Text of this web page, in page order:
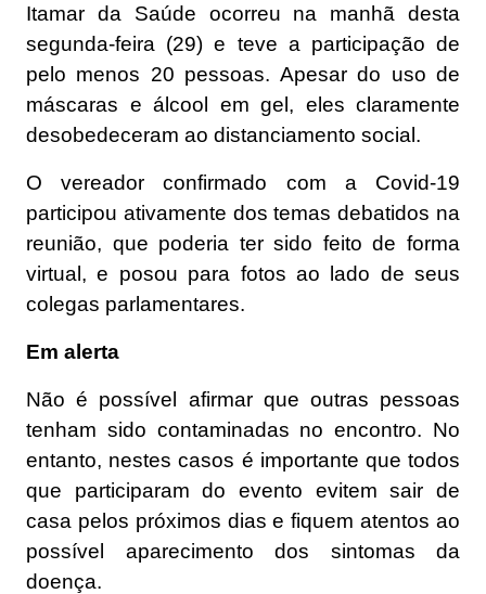
Itamar da Saúde ocorreu na manhã desta
segunda-feira (29) e teve a participação de
pelo menos 20 pessoas. Apesar do uso de
máscaras e álcool em gel, eles claramente
desobedeceram ao distanciamento social.
O vereador confirmado com a Covid-19
participou ativamente dos temas debatidos na
reunião, que poderia ter sido feito de forma
virtual, e posou para fotos ao lado de seus
colegas parlamentares.
Em alerta
Não é possível afirmar que outras pessoas
tenham sido contaminadas no encontro. No
entanto, nestes casos é importante que todos
que participaram do evento evitem sair de
casa pelos próximos dias e fiquem atentos ao
possível aparecimento dos sintomas da
doença.